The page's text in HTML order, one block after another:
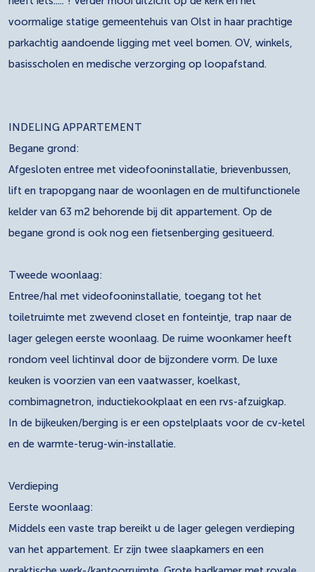
voormalige statige gemeentehuis van Olst in haar prachtige
parkachtig aandoende ligging met veel bomen. OV, winkels,
basisscholen en medische verzorging op loopafstand.
INDELING APPARTEMENT
Begane grond:
Afgesloten entree met videofooninstallatie, brievenbussen,
lift en trapopgang naar de woonlagen en de multifunctionele
kelder van 63 m2 behorende bij dit appartement. Op de
begane grond is ook nog een fietsenberging gesitueerd.
Tweede woonlaag:
Entree/hal met videofooninstallatie, toegang tot het
toiletruimte met zwevend closet en fonteintje, trap naar de
lager gelegen eerste woonlaag. De ruime woonkamer heeft
rondom veel lichtinval door de bijzondere vorm. De luxe
keuken is voorzien van een vaatwasser, koelkast,
combimagnetron, inductiekookplaat en een rvs-afzuigkap.
In de bijkeuken/berging is er een opstelplaats voor de cv-ketel
en de warmte-terug-win-installatie.
Verdieping
Eerste woonlaag:
Middels een vaste trap bereikt u de lager gelegen verdieping
van het appartement. Er zijn twee slaapkamers en een